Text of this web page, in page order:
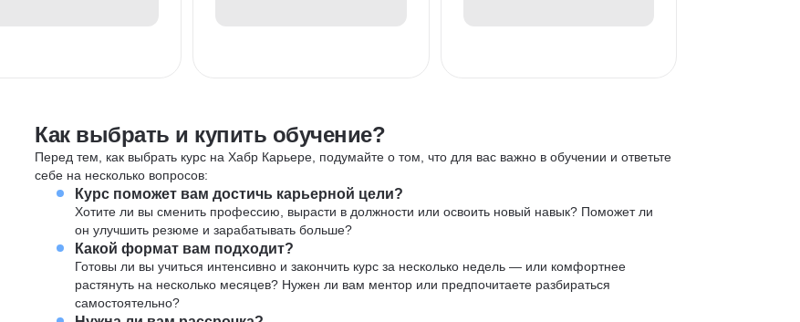
Как выбрать и купить обучение?
Перед тем, как выбрать курс на Хабр Карьере, подумайте о том, что для вас важно в обучении и ответьте
себе на несколько вопросов:
Курс поможет вам достичь карьерной цели?
Хотите ли вы сменить профессию, вырасти в должности или освоить новый навык? Поможет ли
он улучшить резюме и зарабатывать больше?
Какой формат вам подходит?
Готовы ли вы учиться интенсивно и закончить курс за несколько недель — или комфортнее
растянуть на несколько месяцев? Нужен ли вам ментор или предпочитаете разбираться
самостоятельно?